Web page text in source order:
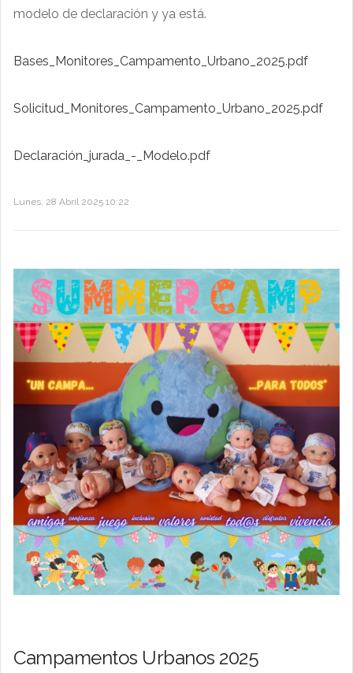
modelo de declaración y ya está.
Bases_Monitores_Campamento_Urbano_2025.pdf
Solicitud_Monitores_Campamento_Urbano_2025.pdf
Declaración_jurada_-_Modelo.pdf
Lunes, 28 Abril 2025 10:22
Campamentos Urbanos 2025